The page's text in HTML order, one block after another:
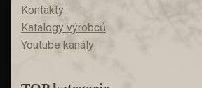
Kontakty
Katalogy výrobců
Youtube kanály